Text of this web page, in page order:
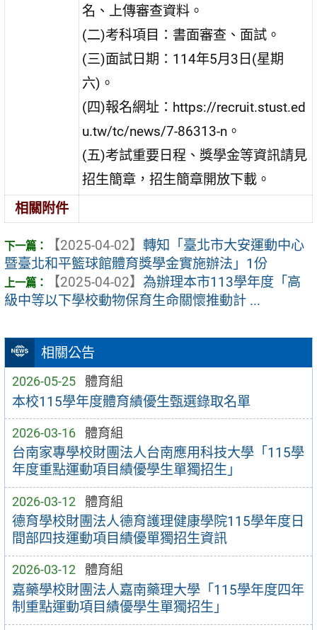
相關公告
2026-05-25 體育組
本校115學年度體育績優生甄選錄取名單
2026-03-16 體育組
台南家專學校財團法人台南應用科技大學「115學
年度重點運動項目績優學生單獨招生」
2026-03-12 體育組
德育學校財團法人德育護理健康學院115學年度日
間部四技運動項目績優單獨招生資訊
2026-03-12 體育組
嘉藥學校財團法人嘉南藥理大學「115學年度四年
制重點運動項目績優學生單獨招生」
名、上傳審查資料。
(二)考科項目：書面審查、面試。
(三)面試日期：114年5月3日(星期
六)。
(四)報名網址：https://recruit.stust.ed
u.tw/tc/news/7-86313-n。
(五)考試重要日程、獎學金等資訊請見
招生簡章，招生簡章開放下載。
相關附件
【2025-04-02】 轉知「臺北市大安運動中心
暨臺北和平籃球館體育獎學金實施辦法」1份
【2025-04-02】 為辦理本市113學年度「高
級中等以下學校動物保育生命關懷推動計 ...